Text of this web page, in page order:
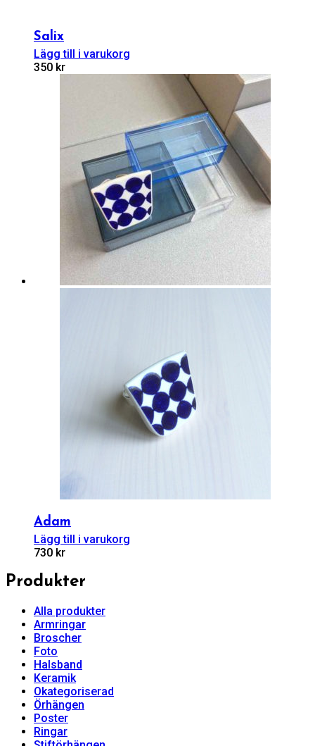
Salix
Lägg till i varukorg
350 kr
Adam
Lägg till i varukorg
730 kr
Produkter
Alla produkter
Armringar
Broscher
Foto
Halsband
Keramik
Okategoriserad
Örhängen
Poster
Ringar